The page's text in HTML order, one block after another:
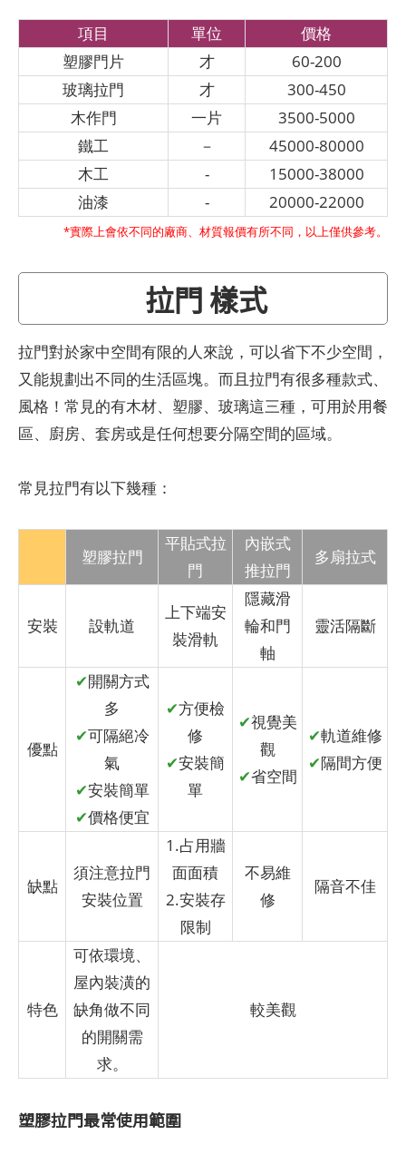
項目 單位
價格
塑膠門片
才
60-200
玻璃拉門
才
300-450
木作門
一片
3500-5000
鐵工
－
45000-80000
木工
-
15000-38000
油漆
- 20000-22000
*實際上會依不同的廠商、材質報價有所不同，以上僅供參考。
拉門 樣式
拉門對於家中空間有限的人來說，可以省下不少空間，
又能規劃出不同的生活區塊。而且拉門有很多種款式、
風格！常見的有木材、塑膠、玻璃這三種，可用於用餐
區、廚房、套房或是任何想要分隔空間的區域。
常見拉門有以下幾種：
塑膠拉門
平貼式拉
門
內嵌式
推拉門
多扇拉式
安裝 設軌道
上下端安
裝滑軌
隱藏滑
輪和門
軸
靈活隔斷
優點
✔開關方式
多
✔可隔絕冷
氣
✔安裝簡單
✔價格便宜
✔方便檢
修
✔安裝簡
單
✔視覺美
觀
✔省空間
✔軌道維修
✔隔間方便
缺點
須注意拉門
安裝位置
1.占用牆
面面積
2.安裝存
限制
不易維
修
隔音不佳
特色
可依環境、
屋內裝潢的
缺角做不同
的開關需
求。
較美觀
塑膠拉門最常使用範圍